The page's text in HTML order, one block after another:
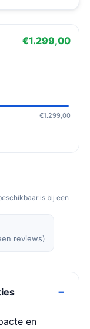
€1.299,00
€1.299,00
is bij een
reviews)
en